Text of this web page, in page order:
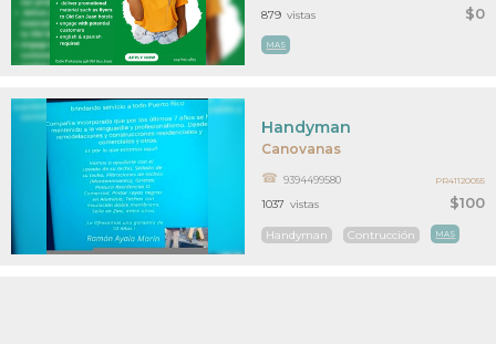
$0
MAS
879 vistas
Canovanas
$100
Handyman
9394499580
Handyman Contrucción MAS
1037 vistas
PR41120055